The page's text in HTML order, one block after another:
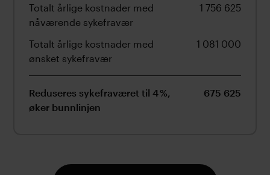
Totalt årlige kostnader med
nåværende sykefravær
1 756 625
Totalt årlige kostnader med
ønsket sykefravær
1 081 000
Reduseres sykefraværet til 4 %,
øker bunnlinjen
675 625